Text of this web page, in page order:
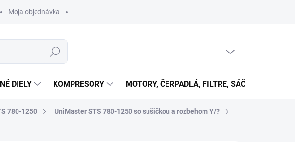
Moja objednávka
Hľadať
DIELY KOMPRESORY MOTORY, ČERPADLÁ, FILTRE, SÁČKY...
780-1250
UniMaster STS 780-1250 so sušičkou a rozbehom Y/?